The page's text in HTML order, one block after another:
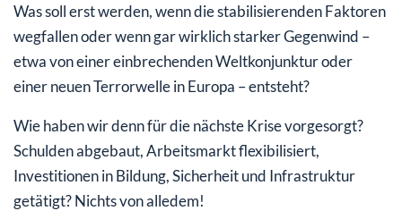
Was soll erst werden, wenn die stabilisierenden Faktoren
wegfallen oder wenn gar wirklich starker Gegenwind –
etwa von einer einbrechenden Weltkonjunktur oder
einer neuen Terrorwelle in Europa – entsteht?
Wie haben wir denn für die nächste Krise vorgesorgt?
Schulden abgebaut, Arbeitsmarkt flexibilisiert,
Investitionen in Bildung, Sicherheit und Infrastruktur
getätigt? Nichts von alledem!